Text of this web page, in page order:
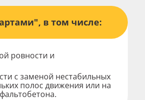
в том числе:
ровности и
с заменой нестабильных
полос движения или на